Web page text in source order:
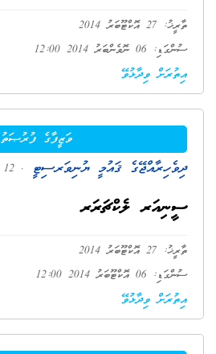
ތާރީޚު: 27 އޮކްޓޫބަރު 2014
ސުންގަޑި: 06 ނޮވެންބަރު 2014 12:00
އިތުރަށް ވިދާޅުވޭ
ވަޒީފާގެ ފުރުޞަތު
ދިވެހިރާއްޖޭގެ ޤައުމީ ޔުނިވަރސިޓީ . 12 އަހަރު ކުރިން
ސީނިއަރ ލެކްޗަރަރ
ތާރީޚު: 27 އޮކްޓޫބަރު 2014
ސުންގަޑި: 06 އޮކްޓޫބަރު 2014 12:00
އިތުރަށް ވިދާޅުވޭ